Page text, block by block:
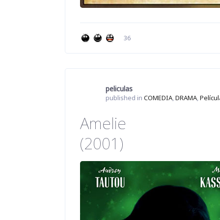
36
peliculas
published in COMEDIA DRAMA
Amelie
(2001)